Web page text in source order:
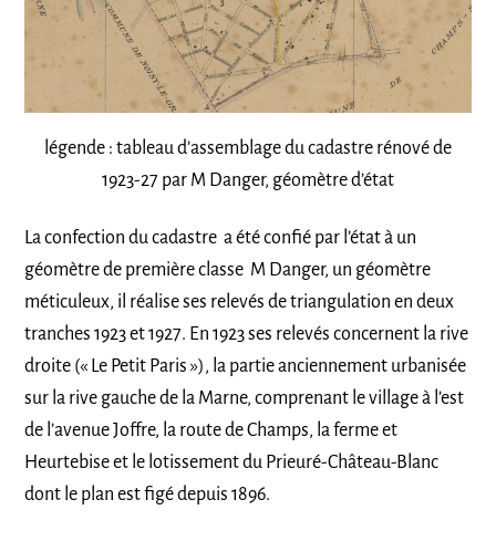
légende : tableau d’assemblage du cadastre rénové de
1923-27 par M Danger, géomètre d’état
La confection du cadastre a été confié par l’état à un
géomètre de première classe M Danger, un géomètre
méticuleux, il réalise ses relevés de triangulation en deux
tranches 1923 et 1927. En 1923 ses relevés concernent la rive
droite (« Le Petit Paris »), la partie anciennement urbanisée
sur la rive gauche de la Marne, comprenant le village à l’est
de l’avenue Joffre, la route de Champs, la ferme et
Heurtebise et le lotissement du Prieuré-Château-Blanc
dont le plan est figé depuis 1896.